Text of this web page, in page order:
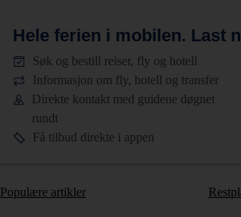
Hele ferien i mobilen. Last
Søk og bestill reiser, fly og hotell
Informasjon om fly, hotell og transfer
Direkte kontakt med guidene døgnet
rundt
Få tilbud direkte i appen
Populære artikler